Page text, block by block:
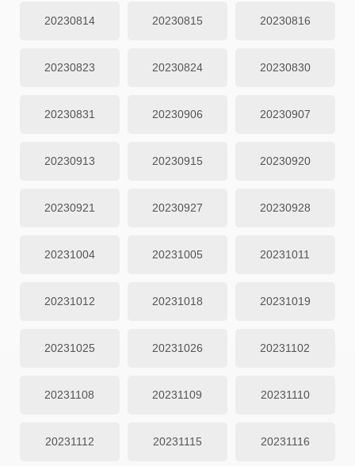
20230814 20230815 20230816
20230823 20230824 20230830
20230831 20230906 20230907
20230913 20230915 20230920
20230921 20230927 20230928
20231004 20231005 20231011
20231012 20231018 20231019
20231025 20231026 20231102
20231108 20231109 20231110
20231112 20231115 20231116